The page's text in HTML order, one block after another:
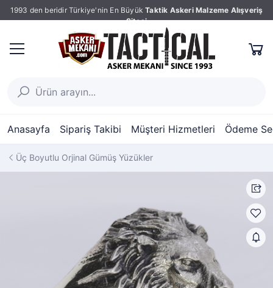
1993 den beridir Türkiye'nin En Büyük Taktik Askeri Malzeme Alışveriş
Sitesi
Anasayfa Sipariş Takibi Müşteri Hizmetleri Ödeme
Üç Boyutlu Orjinal Gümüş Yüzükler